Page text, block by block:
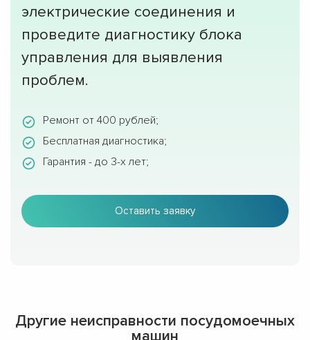
электрические соединения и
проведите диагностику блока
управления для выявления
проблем.
Ремонт от 400 рублей;
Бесплатная диагностика;
Гарантия - до 3-х лет;
Оставить заявку
Другие неисправности посудомоечных